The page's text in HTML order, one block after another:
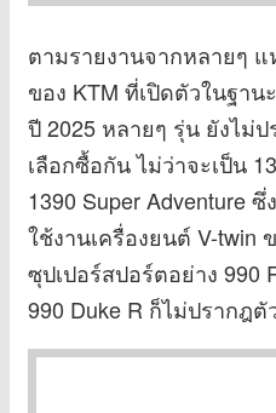
ตามรายงานจากหลายๆ
ของ KTM ที่เปิดตัวในฐา
ปี 2025 หลายๆ รุ่น ยังไม่
เลือกซื้อกัน ไม่ว่าจะเป็น
1390 Super Adventure
ใช้งานเครื่องยนต์ V-twin
ซุปเปอร์สปอร์ตอย่าง 990
990 Duke R ก็ไม่ปรากฎ